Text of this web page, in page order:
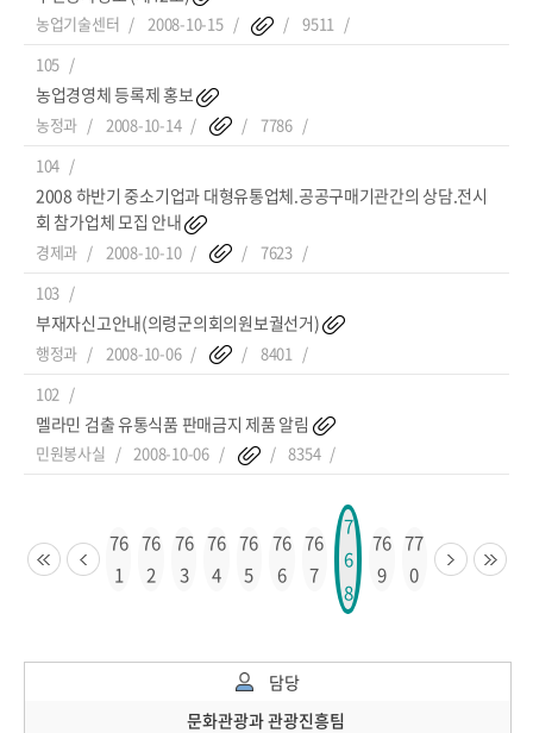
농업기술센터 2008-10-15
9511
105
농업경영체 등록제 홍보
농정과 2008-10-14
7786
104
2008 하반기 중소기업과 대형유통업체.공공구매기관간의 상담.전시
회 참가업체 모집 안내
경제과 2008-10-10
7623
103
부재자신고안내(의령군의회의원보궐선거)
행정과 2008-10-06
8401
102
멜라민 검출 유통식품 판매금지 제품 알림
민원봉사실 2008-10-06 8354
76
1
76
2
76
3
76
4
76
5
76
6
76
7
7
6
8
76
9
77
0
담당
문화관광과 관광진흥팀